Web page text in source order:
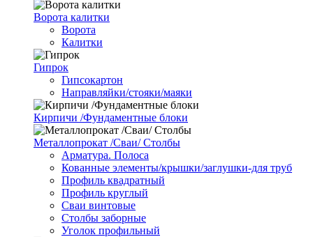
Ворота калитки
Ворота
Калитки
Гипрок
Гипсокартон
Направляйки/стояки/маяки
Кирпичи /Фундаментные блоки
Металлопрокат /Сваи/ Столбы
Арматура. Полоса
Кованные элементы/крышки/заглушки-для труб
Профиль квадратный
Профиль круглый
Сваи винтовые
Столбы заборные
Уголок профильный